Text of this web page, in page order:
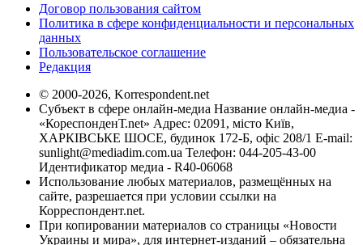
Договор пользования сайтом
Политика в сфере конфиденциальности и персональных
данных
Пользовательское соглашение
Редакция
© 2000-2026, Korrespondent.net
Субъект в сфере онлайн-медиа Название онлайн-медиа -
«КореспонденТ.net» Адрес: 02091, місто Київ,
ХАРКІВСЬКЕ ШОСЕ, будинок 172-Б, офіс 208/1 E-mail:
sunlight@mediadim.com.ua Телефон: 044-205-43-00
Идентификатор медиа - R40-06068
Использование любых материалов, размещённых на
сайте, разрешается при условии ссылки на
Корреспондент.net.
При копировании материалов со страницы «Новости
Украины и мира», для интернет-изданий – обязательна